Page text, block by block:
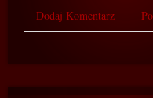
Dodaj Komentarz